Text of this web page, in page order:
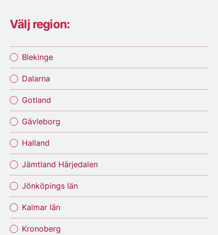
Välj region:
Blekinge
Dalarna
Gotland
Gävleborg
Halland
Jämtland Härjedalen
Jönköpings län
Kalmar län
Kronoberg